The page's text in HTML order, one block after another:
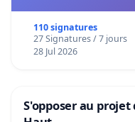
110 signatures
27 Signatures / 7 jours
28 Jul 2026
S'opposer au